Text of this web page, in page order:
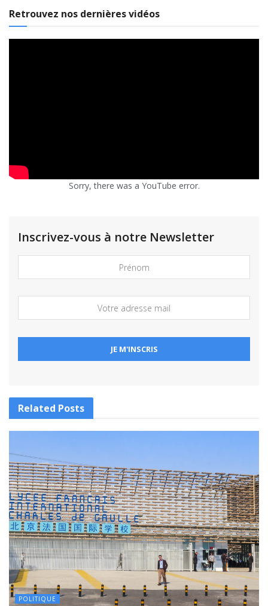
Retrouvez nos dernières vidéos
Sorry, there was a YouTube error.
Inscrivez-vous à notre Newsletter
Related Posts
POLITIQUE